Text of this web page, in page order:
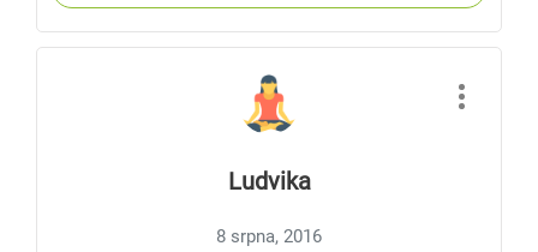
Ludvika
8 srpna, 2016